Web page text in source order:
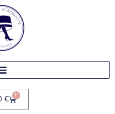
€ 0